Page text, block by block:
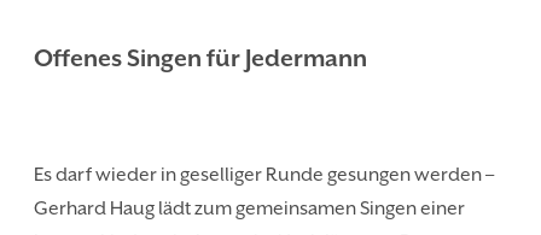
Offenes Singen für Jedermann
Es darf wieder in geselliger Runde gesungen werden –
Gerhard Haug lädt zum gemeinsamen Singen einer